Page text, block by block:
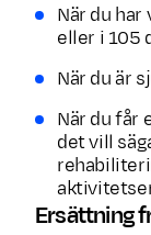
När du
eller i 105
När du är
När du får
det vill
Ersättning